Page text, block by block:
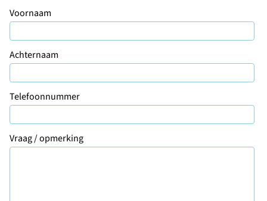
Voornaam
Achternaam
Telefoonnummer
Vraag / opmerking